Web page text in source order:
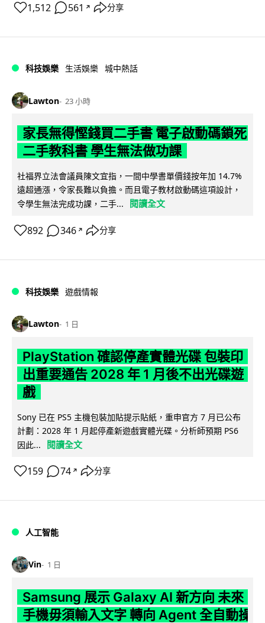
1,512 561 ↗ 分享
科技娛樂 生活娛樂 城中熱話
Lawton 23 小時
家長無得慳錢買二手書 電子啟動碼鎖死
二手教科書 學生無法做功課
社福界立法會議員陳文宜指，一間中學書單價錢按年加 14.7%
遠超通漲，令家長難以負擔。而且電子教材啟動碼這項設計，
令學生無法完成功課，二手...
閱讀全文
892 346 ↗ 分享
科技娛樂 遊戲情報
Lawton 1 日
PlayStation 確認停產實體光碟 包裝印
出重要通告 2028 年 1 月後不出光碟遊
戲
Sony 已在 PS5 主機包裝加貼提示貼紙，重申官方 7 月已公布
計劃：2028 年 1 月起停產新遊戲實體光碟。分析師預期 PS6
因此...
閱讀全文
159 74 ↗ 分享
人工智能
Vin 1 日
Samsung 展示 Galaxy AI 新方向 未來
手機毋須輸入文字 轉向 Agent 全自動操